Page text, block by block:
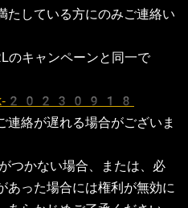
たしている方にのみご連絡い
のキャンペーンと同一で
20230918
連絡が遅れる場合がございま
つかない場合、または、必
あった場合には権利が無効に